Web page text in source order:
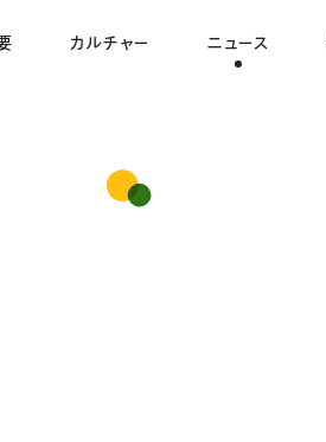
カルチャー ニュース